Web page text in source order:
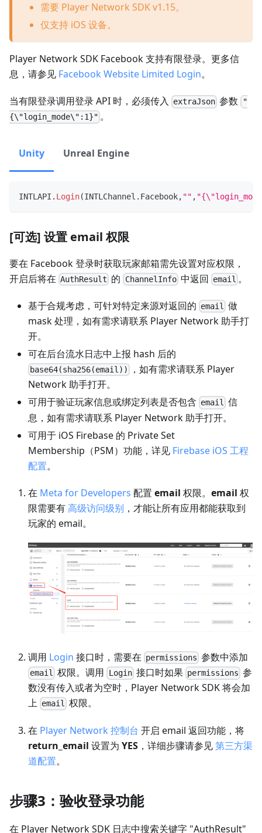
需要 Player Network SDK v1.15。
仅支持 iOS 设备。
Player Network SDK Facebook 支持有限登录。更多信
息，请参见 Facebook Website Limited Login。
当有限登录调用登录 API 时，必须传入 extraJson 参数 "
{\"login_mode\":1}" 。
Unity Unreal Engine
INTLAPI . Login(INTLChannel . Facebook, "" ,
[可选] 设置 email 权限
要在 Facebook 登录时获取玩家邮箱需先设置对应权限，
开启后将在 AuthResult 的 ChannelInfo中返回 email 。
基于合规考虑，可针对特定来源对返回的 email
做
mask 处理，如有需求请联系 Player Network 助手打
开。
可在后台流水日志中上报 hash 后的
base64(sha256(email))
，如有需求请联系 Player
Network 助手打开。
可用于验证玩家信息或绑定列表是否包含 email 信
息，如有需求请联系 Player Network 助手打开。
可用于 iOS Firebase 的 Private Set
Membership（PSM）功能，详见 Firebase iOS 工程
配置。
在 Meta for Developers 配置 email 权限。 email 权
限需要有高级访问级别 ，才能让所有应用都能获取到
玩家的 email。
调用 Login 接口时，需要在 permissions 参数中添加
email 权限。调用 Login接口时如果 permissions 参
数没有传入或者为空时，Player Network SDK 将会加
上 email 权限。
在 Player Network 控制台 开启 email 返回功能，将
return_email 设置为 YES ，详细步骤请参见第三方渠
道配置。
步骤3：验收登录功能
在 Player Network SDK 日志中搜索关键字 "AuthResult"